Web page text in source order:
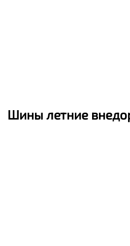
Шины летние